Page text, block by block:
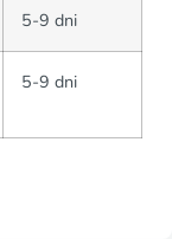
5-9 dni
5-9 dni